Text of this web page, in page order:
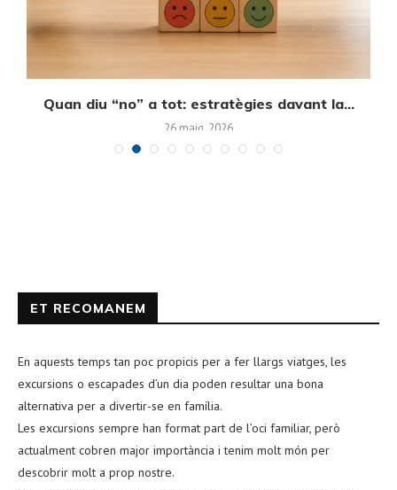
Quan diu “no” a tot: estratègies davant la...
26 maig, 2026
ET RECOMANEM
En aquests temps tan poc propicis per a fer llargs viatges, les
excursions o escapades d’un dia poden resultar una bona
alternativa per a divertir-se en família.
Les excursions sempre han format part de l’oci familiar, però
actualment cobren major importància i tenim molt món per
descobrir molt a prop nostre.